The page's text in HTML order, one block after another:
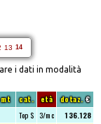
13 14
i dati in modalità
mt cat. età dotaz.€
Top $ 3/mc
136.128